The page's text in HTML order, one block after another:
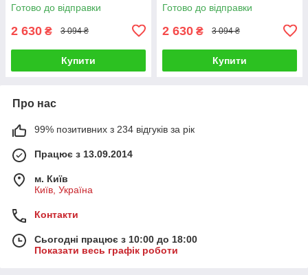
Готово до відправки
2 630 ₴ 3 094 ₴
Купити
Готово до відправки
2 630 ₴ 3 094 ₴
Купити
Про нас
99% позитивних з 234 відгуків за рік
Працює з 13.09.2014
м. Київ
Київ, Україна
Контакти
Сьогодні працює з 10:00 до 18:00
Показати весь графік роботи